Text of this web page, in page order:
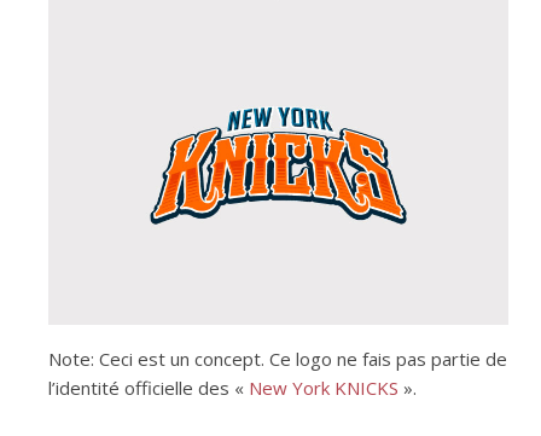
Note: Ceci est un concept. Ce logo ne fais pas partie de
l’identité officielle des « New York KNICKS ».